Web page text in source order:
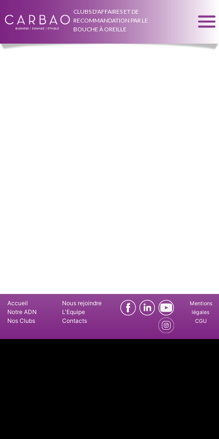
CLUBS D'AFFAIRES ET DE
RECOMMANDATION PAR LE
BOUCHE À OREILLE
Accueil
Notre ADN
Nos Clubs
Nous rejoindre
L'Equipe
Contacts
Mentions
légales
CGU